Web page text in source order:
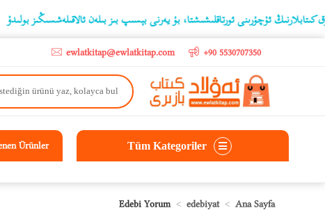
ئۇچۇرىنى ئورتاقلىشىشتا، بۇ يەرنى بېسىپ بىز بىلەن ئالاقىلەشسىڭىز بولىدۇ
+90 5530707350
ewlatkitap@ewlatkitap.com
Tüm Kategoriler
Ürünler
Ana Sayfa
edebiyat
Edebi Yorum